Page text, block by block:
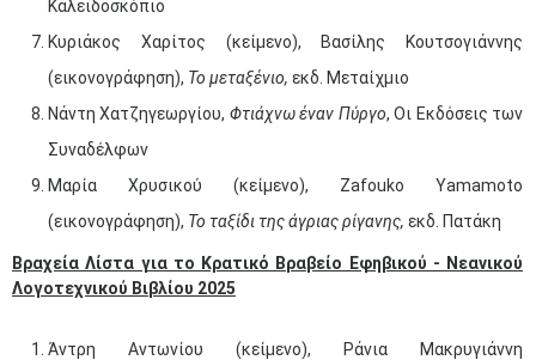
Καλειδοσκόπιο
Κυριάκος Χαρίτος (κείμενο), Βασίλης Κουτσογιάννης
(εικονογράφηση), Το μεταξένιο, εκδ. Μεταίχμιο
Νάντη Χατζηγεωργίου, Φτιάχνω έναν Πύργο, Οι Εκδόσεις των
Συναδέλφων
Μαρία Χρυσικού (κείμενο), Zafouko Yamamoto
(εικονογράφηση), Το ταξίδι της άγριας ρίγανης, εκδ. Πατάκη
Βραχεία Λίστα για το Κρατικό Βραβείο Εφηβικού - Νεανικού
Λογοτεχνικού Βιβλίου 2025
Άντρη Αντωνίου (κείμενο), Ράνια Μακρυγιάννη